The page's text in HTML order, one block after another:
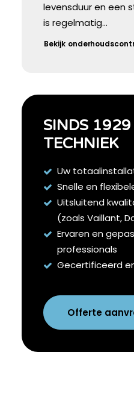
levensduur en een
is regelmatig…
Bekijk
SINDS 1929
TECHNIEK
Uw
Snelle en
Uitsluitend
(zoals Vaillant,
Ervaren en
professionals
Gecertificeerd
Offerte